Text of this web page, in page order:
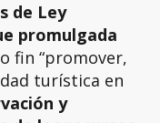
de Ley
promulgada
fin “promover,
turística en
y